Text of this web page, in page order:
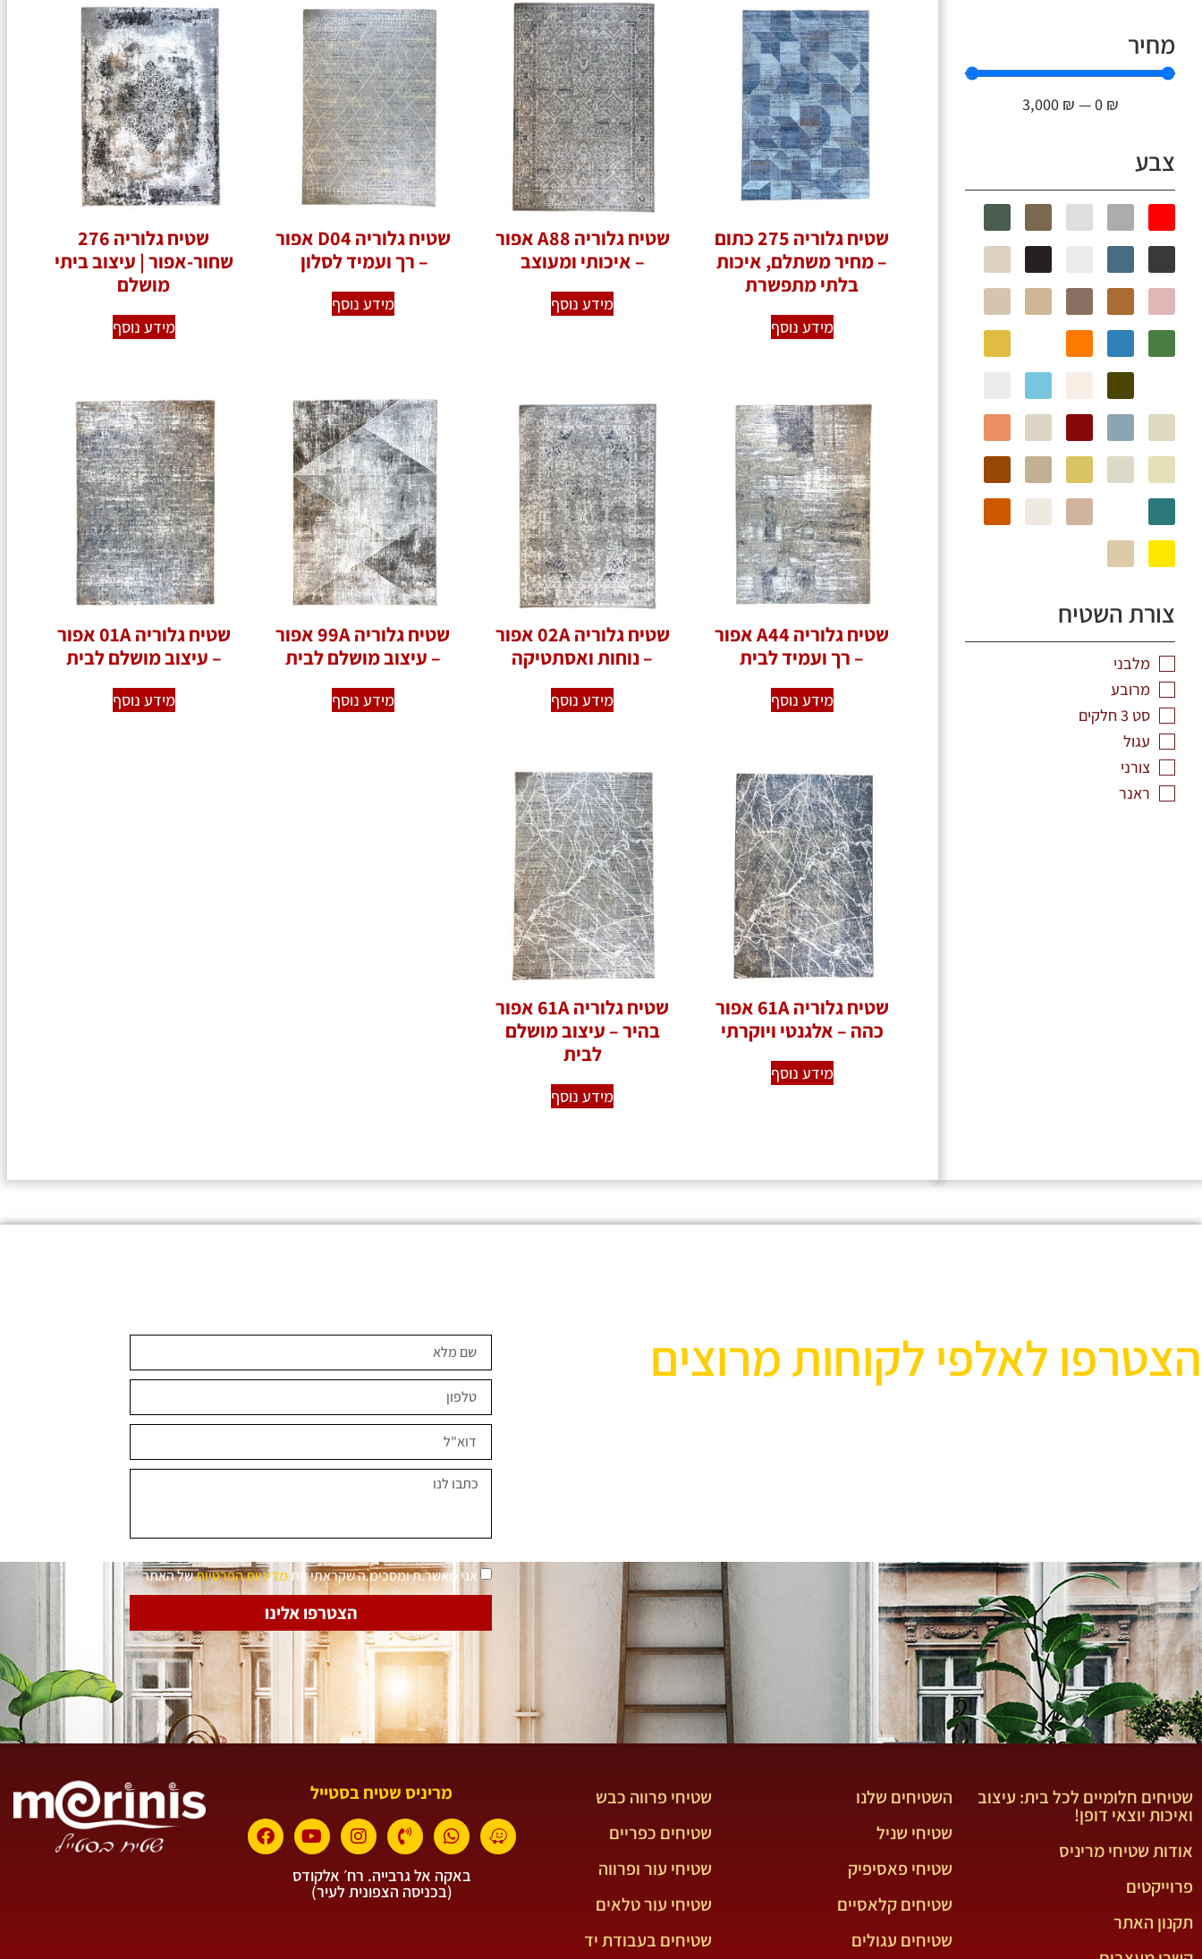
מחיר
₪
0
—
₪
3,000
צבע
צורת השטיח
מלבני
מרובע
סט 3 חלקים
עגול
צורני
ראנר
שטיח גלוריה 275 כתום
– מחיר משתלם, איכות
בלתי מתפשרת
מידע נוסף
שטיח גלוריה A88 אפור
– איכותי ומעוצב
מידע נוסף
שטיח גלוריה D04 אפור
– רך ועמיד לסלון ️
מידע נוסף
שטיח גלוריה 276
שחור-אפור | עיצוב ביתי
מושלם
מידע נוסף
שטיח גלוריה A44 אפור
– רך ועמיד לבית
מידע נוסף
שטיח גלוריה 02A אפור
– נוחות ואסתטיקה
מידע נוסף
שטיח גלוריה 99A אפור
– עיצוב מושלם לבית
מידע נוסף
שטיח גלוריה 01A אפור
– עיצוב מושלם לבית
מידע נוסף
שטיח גלוריה 61A אפור
כהה – אלגנטי ויוקרתי
מידע נוסף
שטיח גלוריה 61A אפור
בהיר – עיצוב מושלם
לבית
מידע נוסף
הצטרפו לאלפי לקוחות מרוצים
אני מאשר.ת ומסכימ.ה שקראתי את מדיניות הפרטיותשל האתר
הצטרפו אלינו
שטיחים חלומיים לכל בית: עיצוב
ואיכות יוצאי דופן!
אודות שטיחי מריניס
פרוייקטים
תקנון האתר
השטיחים שלנו
שטיחי שניל
שטיחי פאסיפיק
שטיחים קלאסיים
שטיחים עגולים
שטיחי פרווה כבש
שטיחים כפריים
שטיחי עור ופרווה
שטיחי עור טלאים
שטיחים בעבודת יד
מריניס שטיח בסטייל
באקה אל גרבייה. רח׳ אלקודס
(בכניסה הצפונית לעיר)